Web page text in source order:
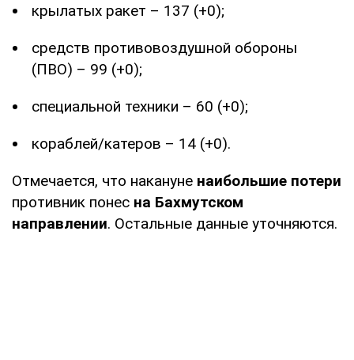
крылатых ракет – 137 (+0);
средств противовоздушной обороны
(ПВО) – 99 (+0);
специальной техники – 60 (+0);
кораблей/катеров – 14 (+0).
Отмечается, что накануне наибольшие потери
противник понес на Бахмутском
направлении. Остальные данные уточняются.